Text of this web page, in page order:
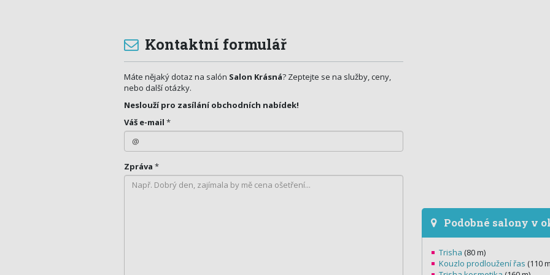
Kontaktní formulář
Máte nějaký dotaz na salón Salon Krásná? Zeptejte se na služby, ceny,
nebo další otázky.
Neslouží pro zasílání obchodních nabídek!
Váš e-mail *
Zpráva *
Podobné salony v
Trisha (80 m)
Kouzlo prodloužení řas (110